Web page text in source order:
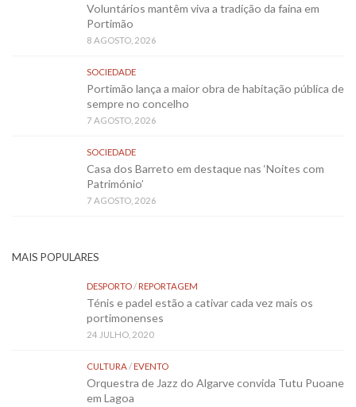
Voluntários mantêm viva a tradição da faina em
Portimão
8 AGOSTO, 2026
SOCIEDADE
Portimão lança a maior obra de habitação pública de
sempre no concelho
7 AGOSTO, 2026
SOCIEDADE
Casa dos Barreto em destaque nas ‘Noites com
Património’
7 AGOSTO, 2026
MAIS POPULARES
DESPORTO /REPORTAGEM
Ténis e padel estão a cativar cada vez mais os
portimonenses
24 JULHO, 2020
CULTURA /EVENTO
Orquestra de Jazz do Algarve convida Tutu Puoane
em Lagoa